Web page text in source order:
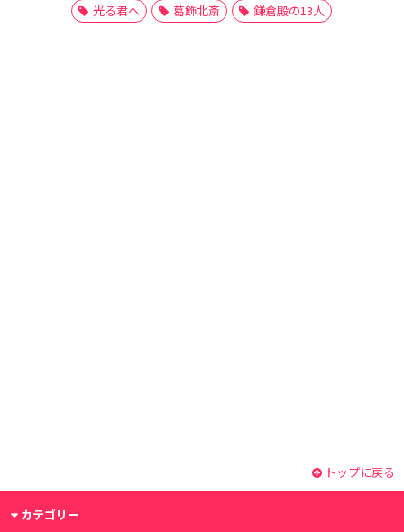
光る君へ
葛飾北斎 鎌倉殿の13人
トップに戻る
カテゴリー